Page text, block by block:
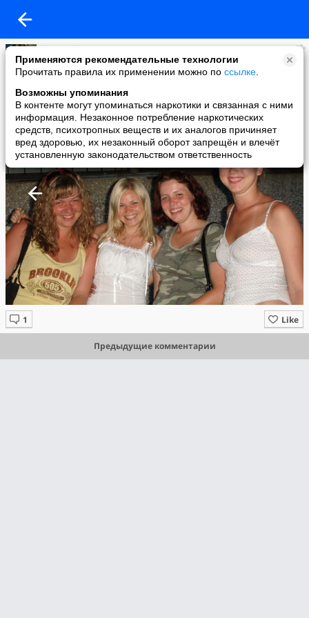
Применяются рекомендательные технологии
Прочитать правила их применении можно по ссылке
Возможны упоминания
В контенте могут упоминаться наркотики и связанная с ними
информация. Незаконное потребление наркотических
средств, психотропных веществ и их аналогов причиняет
вред здоровью, их незаконный оборот запрещён и влечёт
установленную законодательством ответственность
$Musya$
added a photo
29 May в 13:24
Like
Предыдущие комментарии